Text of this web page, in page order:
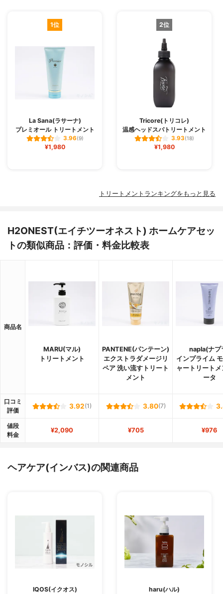
1位
La Sana(ラサーナ)
プレミオール トリートメント
3.96(9)
¥1,980
2位
Tricore(トリコレ)
温感ヘッドスパトリートメント
3.93(18)
¥1,980
トリートメントランキングをもっと見る
H2ONEST(エイチツーオネスト) ホームケアセッ
トの類似商品：評価・料金比較表
商品名
MARU(マル)
トリートメント
PANTENE(パンテーン)
エクストラダメージリ
ペア 洗い流すトリート
メント
napla(ナプ
インプライム
ャートリート
ータ
口コミ
評価
3.92(1) 3.80(7)
値段
料金
¥2,090 ¥705 ¥976
ヘアケア(インバス)の関連商品
IQOS(イクオス)
haru(ハル)